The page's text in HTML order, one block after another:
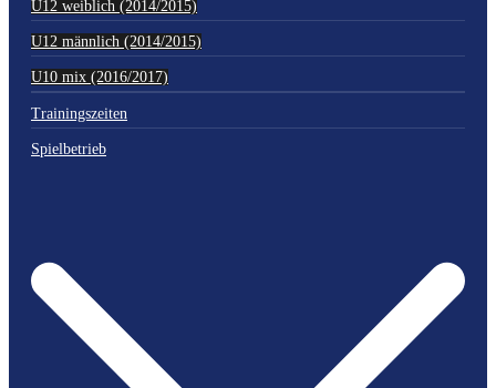
U12 weiblich (2014/2015)
U12 männlich (2014/2015)
U10 mix (2016/2017)
Trainingszeiten
Spielbetrieb